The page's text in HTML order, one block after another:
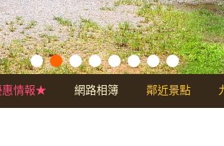
情報★ 網路相簿 鄰近景點